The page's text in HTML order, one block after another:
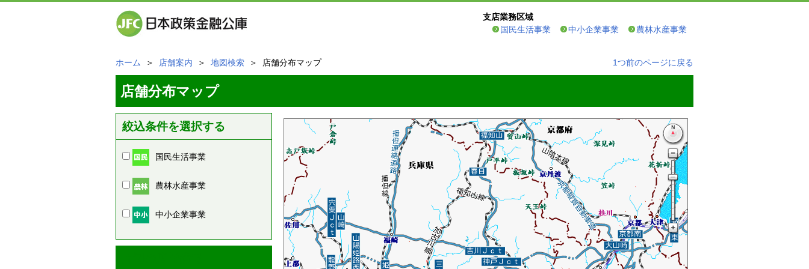
支店業務区域
国民生活事業
中小企業事業 農林水産事業
ホーム ＞ 店舗案内 ＞ 地図検索 ＞ 店舗分布マップ 1つ前のページに戻る
店舗分布マップ
絞込条件を選択する
国民生活事業
農林水産事業
中小企業事業